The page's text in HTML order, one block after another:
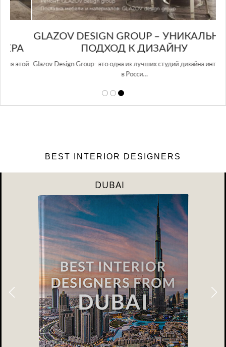
GLAZOV DESIGN GROUP – УНИКАЛЬНЫЙ
ПОДХОД К ДИЗАЙНУ
Glazov Design Group- это одна из лучших студий дизайна интерьера
в Росси…
BEST INTERIOR DESIGNERS
DUBAI